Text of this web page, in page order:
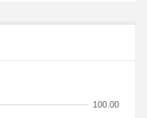
100.00